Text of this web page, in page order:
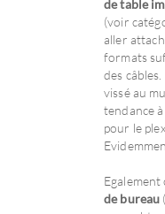
de table
(voir
aller
formats
des
vissé au
tendance
pour le
de bureau